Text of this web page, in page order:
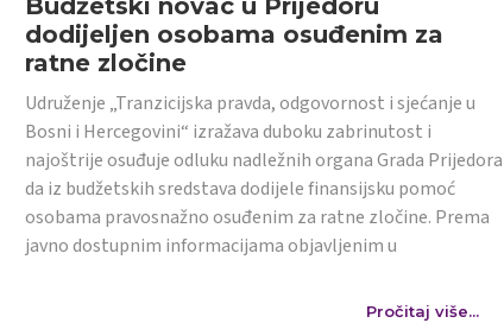
dodijeljen osobama osuđenim za
ratne zločine
Udruženje „Tranzicijska pravda, odgovornost i sjećanje u
Bosni i Hercegovini“ izražava duboku zabrinutost i
najoštrije osuđuje odluku nadležnih organa Grada Prijedora
da iz budžetskih sredstava dodijele finansijsku pomoć
osobama pravosnažno osuđenim za ratne zločine. Prema
javno dostupnim informacijama objavljenim u
Pročitaj više...